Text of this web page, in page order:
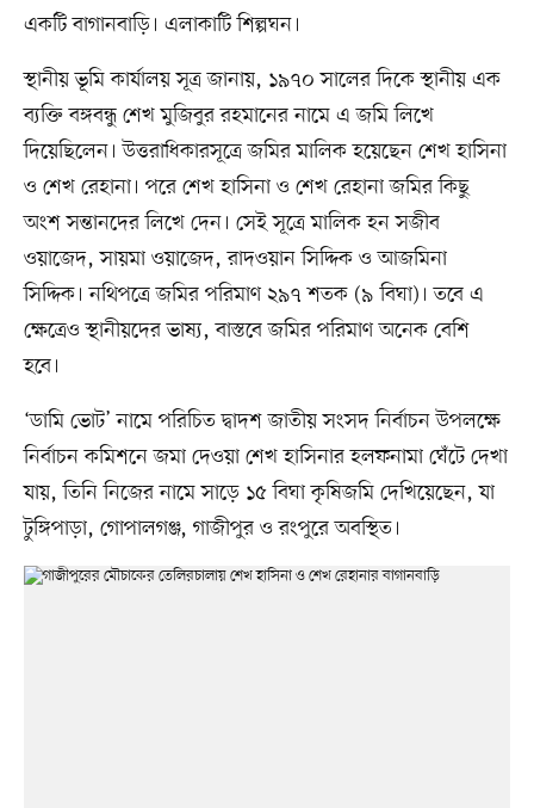
একটি বাগানবাড়ি। এলাকাটি শিল্পঘন।
স্থানীয় ভূমি কার্যালয় সূত্র জানায়, ১৯৭০ সালের দিকে স্থানীয় এক
ব্যক্তি বঙ্গবন্ধু শেখ মুজিবুর রহমানের নামে এ জমি লিখে
দিয়েছিলেন। উত্তরাধিকারসূত্রে জমির মালিক হয়েছেন শেখ হাসিনা
ও শেখ রেহানা। পরে শেখ হাসিনা ও শেখ রেহানা জমির কিছু
অংশ সন্তানদের লিখে দেন। সেই সূত্রে মালিক হন সজীব
ওয়াজেদ, সায়মা ওয়াজেদ, রাদওয়ান সিদ্দিক ও আজমিনা
সিদ্দিক। নথিপত্রে জমির পরিমাণ ২৯৭ শতক (৯ বিঘা)। তবে এ
ক্ষেত্রেও স্থানীয়দের ভাষ্য, বাস্তবে জমির পরিমাণ অনেক বেশি
হবে।
‘ডামি ভোট’ নামে পরিচিত দ্বাদশ জাতীয় সংসদ নির্বাচন উপলক্ষে
নির্বাচন কমিশনে জমা দেওয়া শেখ হাসিনার হলফনামা ঘেঁটে দেখা
যায়, তিনি নিজের নামে সাড়ে ১৫ বিঘা কৃষিজমি দেখিয়েছেন, যা
টুঙ্গিপাড়া, গোপালগঞ্জ, গাজীপুর ও রংপুরে অবস্থিত।